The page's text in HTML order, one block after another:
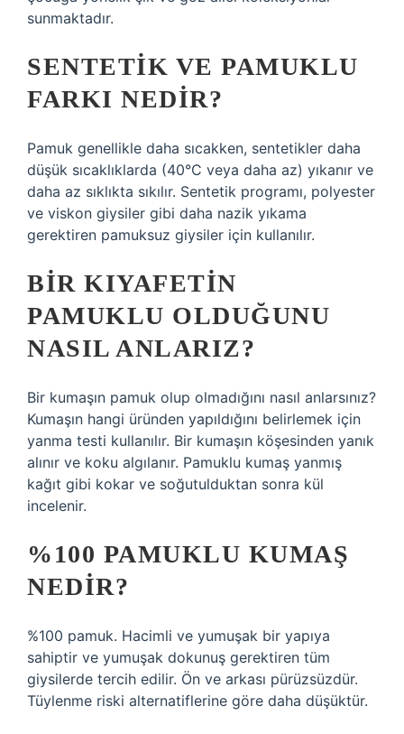
sunmaktadır.
SENTETIK VE PAMUKLU
FARKI NEDIR?
Pamuk genellikle daha sıcakken, sentetikler daha
düşük sıcaklıklarda (40°C veya daha az) yıkanır ve
daha az sıklıkta sıkılır. Sentetik programı, polyester
ve viskon giysiler gibi daha nazik yıkama
gerektiren pamuksuz giysiler için kullanılır.
BIR KIYAFETIN
PAMUKLU OLDUĞUNU
NASIL ANLARIZ?
Bir kumaşın pamuk olup olmadığını nasıl anlarsınız?
Kumaşın hangi üründen yapıldığını belirlemek için
yanma testi kullanılır. Bir kumaşın köşesinden yanık
alınır ve koku algılanır. Pamuklu kumaş yanmış
kağıt gibi kokar ve soğutulduktan sonra kül
incelenir.
%100 PAMUKLU KUMAŞ
NEDIR?
%100 pamuk. Hacimli ve yumuşak bir yapıya
sahiptir ve yumuşak dokunuş gerektiren tüm
giysilerde tercih edilir. Ön ve arkası pürüzsüzdür.
Tüylenme riski alternatiflerine göre daha düşüktür.